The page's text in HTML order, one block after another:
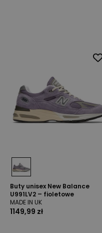
Buty unisex New Balance
U991LV2 – fioletowe
MADE IN UK
1149,99 zł